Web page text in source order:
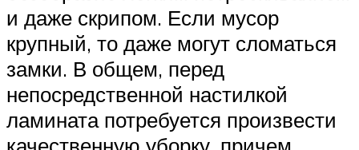
и даже скрипом. Если мусор
крупный, то даже могут сломаться
замки. В общем, перед
непосредственной настилкой
ламината потребуется произвести